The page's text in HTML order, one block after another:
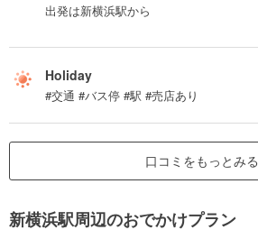
出発は新横浜駅から
Holiday
#交通 #バス停 #駅 #売店あり
口コミをもっとみる
新横浜駅周辺のおでかけプラン